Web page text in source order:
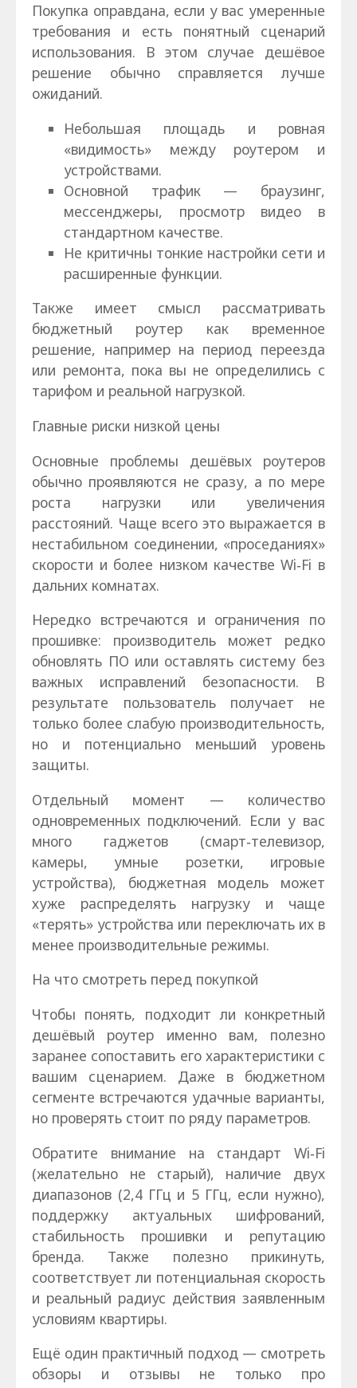
Покупка оправдана, если у вас умеренные
требования и есть понятный сценарий
использования. В этом случае дешёвое
решение обычно справляется лучше
ожиданий.
Небольшая площадь и ровная
«видимость» между роутером и
устройствами.
Основной трафик — браузинг,
мессенджеры, просмотр видео в
стандартном качестве.
Не критичны тонкие настройки сети и
расширенные функции.
Также имеет смысл рассматривать
бюджетный роутер как временное
решение, например на период переезда
или ремонта, пока вы не определились с
тарифом и реальной нагрузкой.
Главные риски низкой цены
Основные проблемы дешёвых роутеров
обычно проявляются не сразу, а по мере
роста нагрузки или увеличения
расстояний. Чаще всего это выражается в
нестабильном соединении, «проседаниях»
скорости и более низком качестве Wi‑Fi в
дальних комнатах.
Нередко встречаются и ограничения по
прошивке: производитель может редко
обновлять ПО или оставлять систему без
важных исправлений безопасности. В
результате пользователь получает не
только более слабую производительность,
но и потенциально меньший уровень
защиты.
Отдельный момент — количество
одновременных подключений. Если у вас
много гаджетов (смарт‑телевизор,
камеры, умные розетки, игровые
устройства), бюджетная модель может
хуже распределять нагрузку и чаще
«терять» устройства или переключать их в
менее производительные режимы.
На что смотреть перед покупкой
Чтобы понять, подходит ли конкретный
дешёвый роутер именно вам, полезно
заранее сопоставить его характеристики с
вашим сценарием. Даже в бюджетном
сегменте встречаются удачные варианты,
но проверять стоит по ряду параметров.
Обратите внимание на стандарт Wi‑Fi
(желательно не старый), наличие двух
диапазонов (2,4 ГГц и 5 ГГц, если нужно),
поддержку актуальных шифрований,
стабильность прошивки и репутацию
бренда. Также полезно прикинуть,
соответствует ли потенциальная скорость
и реальный радиус действия заявленным
условиям квартиры.
Ещё один практичный подход — смотреть
обзоры и отзывы не только про